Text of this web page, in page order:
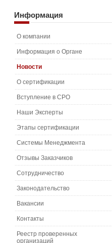
Информация
О компании
Информация о Органе
Новости
О сертификации
Вступление в СРО
Наши Эксперты
Этапы сертификации
Системы Менеджмента
Отзывы Заказчиков
Сотрудничество
Законодательство
Вакансии
Контакты
Реестр проверенных
организаций